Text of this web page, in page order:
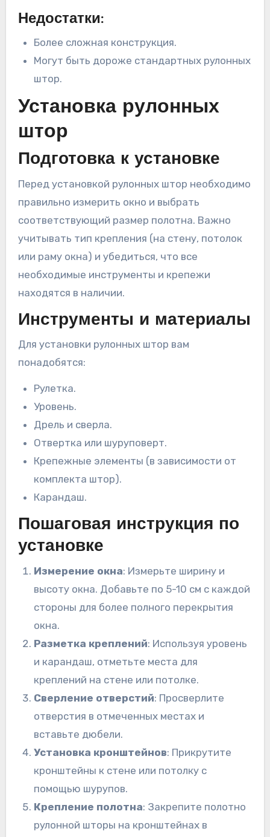
Недостатки:
Более сложная конструкция.
Могут быть дороже стандартных рулонных
штор.
Установка рулонных
штор
Подготовка к установке
Перед установкой рулонных штор необходимо
правильно измерить окно и выбрать
соответствующий размер полотна. Важно
учитывать тип крепления (на стену, потолок
или раму окна) и убедиться, что все
необходимые инструменты и крепежи
находятся в наличии.
Инструменты и материалы
Для установки рулонных штор вам
понадобятся:
Рулетка.
Уровень.
Дрель и сверла.
Отвертка или шуруповерт.
Крепежные элементы (в зависимости от
комплекта штор).
Карандаш.
Пошаговая инструкция по
установке
Измерение окна: Измерьте ширину и
высоту окна. Добавьте по 5-10 см с каждой
стороны для более полного перекрытия
окна.
Разметка креплений: Используя уровень
и карандаш, отметьте места для
креплений на стене или потолке.
Сверление отверстий: Просверлите
отверстия в отмеченных местах и
вставьте дюбели.
Установка кронштейнов: Прикрутите
кронштейны к стене или потолку с
помощью шурупов.
Крепление полотна: Закрепите полотно
рулонной шторы на кронштейнах в